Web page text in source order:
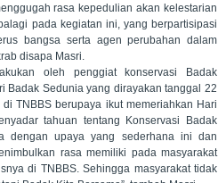
rasa kepedulian akan kelestarian
pada kegiatan ini, yang berpartisipasi
bangsa serta agen perubahan dalam
disapa Masri.
oleh penggiat konservasi Badak
Badak Sedunia yang dirayakan tanggal 22
TNBBS berupaya ikut memeriahkan Hari
tahuan tentang Konservasi Badak
dengan upaya yang sederhana ini dan
rasa memiliki pada masyarakat
di TNBBS. Sehingga masyarakat tidak